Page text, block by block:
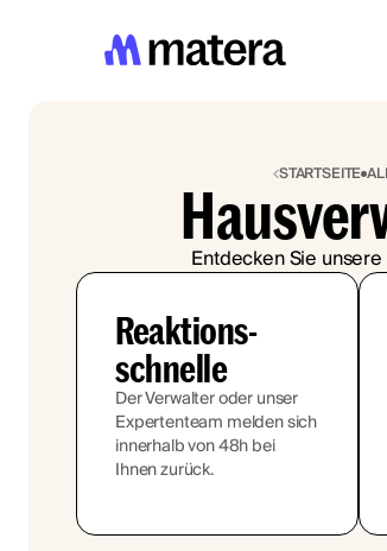
STARTSEITE
Entdecken Sie
Reaktions-
schnelle
Der Verwalter oder unser
Expertenteam melden sich
innerhalb von 48h bei
Ihnen zurück.